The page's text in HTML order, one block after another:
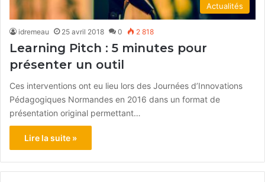
Actualités
idremeau 25 avril 2018 0 2 818
Learning Pitch : 5 minutes pour
présenter un outil
Ces interventions ont eu lieu lors des Journées d’Innovations
Pédagogiques Normandes en 2016 dans un format de
présentation original permettant…
Lire la suite »